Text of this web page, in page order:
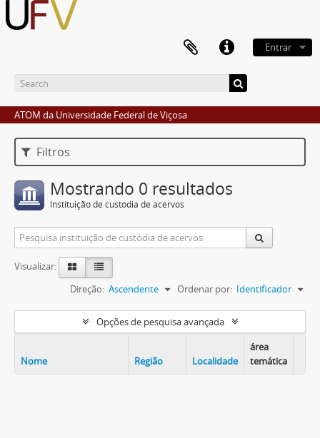
Entrar
ATOM da Universidade Federal de Viçosa
Filtros
Mostrando 0 resultados
Instituição de custódia de acervos
Visualizar:
Ordenar por: Identificador
Direção: Ascendente
Opções de pesquisa avançada
Nome Região Localidade
área
temática